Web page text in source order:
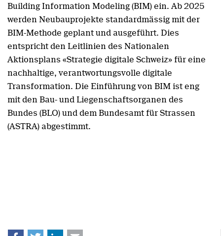
Building Information Modeling (BIM) ein. Ab 2025
werden Neubauprojekte standardmässig mit der
BIM-Methode geplant und ausgeführt. Dies
entspricht den Leitlinien des Nationalen
Aktionsplans «Strategie digitale Schweiz» für eine
nachhaltige, verantwortungsvolle digitale
Transformation. Die Einführung von BIM ist eng
mit den Bau- und Liegenschaftsorganen des
Bundes (BLO) und dem Bundesamt für Strassen
(ASTRA) abgestimmt.